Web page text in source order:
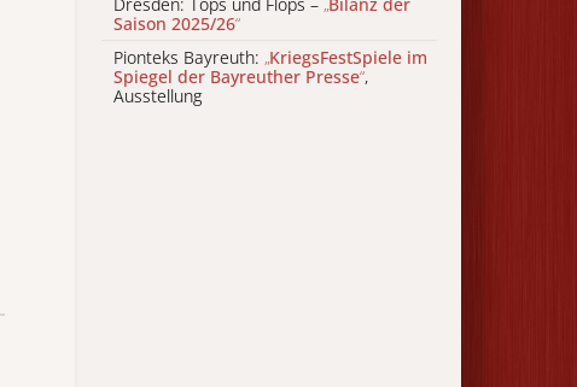
Saison 2025/26“
Pionteks Bayreuth: „KriegsFestSpiele im
Spiegel der Bayreuther Presse“,
Ausstellung